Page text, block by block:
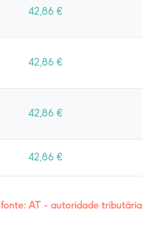
42,86 €
42,86 €
42,86 €
42,86 €
fonte: AT - autoridade